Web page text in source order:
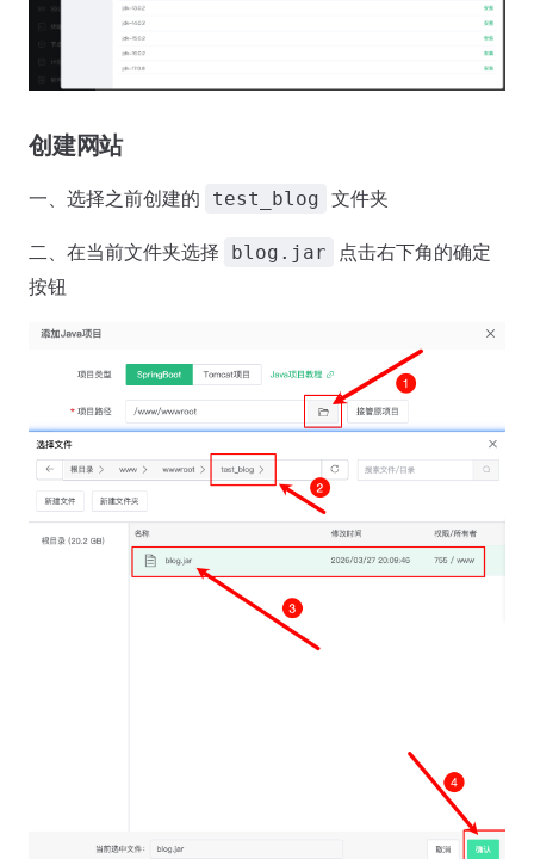
创建网站
一、选择之前创建的 test_blog 文件夹
二、在当前文件夹选择 blog.jar
点击右下角的确定
按钮